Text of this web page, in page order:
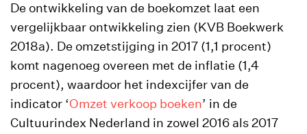
De ontwikkeling van de boekomzet laat een
vergelijkbaar ontwikkeling zien (KVB Boekwerk
2018a). De omzetstijging in 2017 (1,1 procent)
komt nagenoeg overeen met de inflatie (1,4
procent), waardoor het indexcijfer van de
indicator ‘Omzet verkoop boeken’ in de
Cultuurindex Nederland in zowel 2016 als 2017